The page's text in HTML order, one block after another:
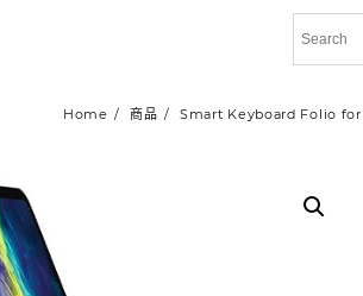
Home 商品 Smart Keyboard Folio